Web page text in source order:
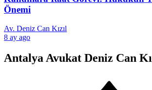
Önemi
Av. Deniz Can Kızıl
8 ay ago
Antalya Avukat Deniz Can